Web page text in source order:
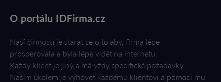
O portálu IDFirma.cz
Naší činností je starat se o to aby, firma lépe
prosperovala a byla lépe vidět na internetu.
Každý klient je jiný a má vždy specifické požadavky.
Naším úkolem je vyhovět každému klientovi a pomoci mu